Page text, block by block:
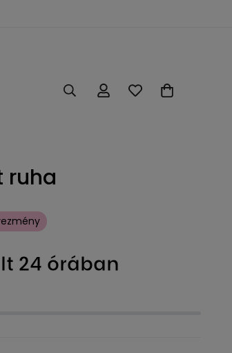
ruha
24 órában